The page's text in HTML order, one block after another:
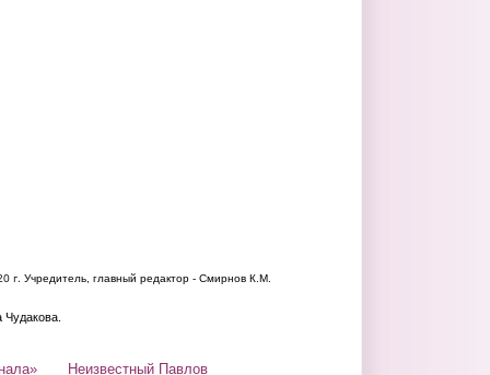
г. Учредитель, главный редактор - Смирнов К.М.
Неизвестный Павлов